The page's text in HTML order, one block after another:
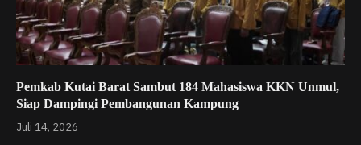
Pemkab Kutai Barat Sambut 184 Mahasiswa KKN Unmul,
Siap Dampingi Pembangunan Kampung
Juli 14, 2026